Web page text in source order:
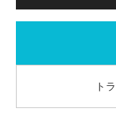
ト